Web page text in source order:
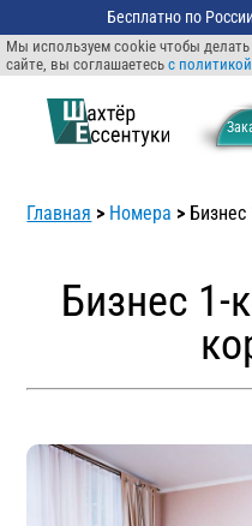
Мы используем cookie чтобы делать
сайте, вы соглашаетесь с
Главная > Номера >
Бизнес 1-